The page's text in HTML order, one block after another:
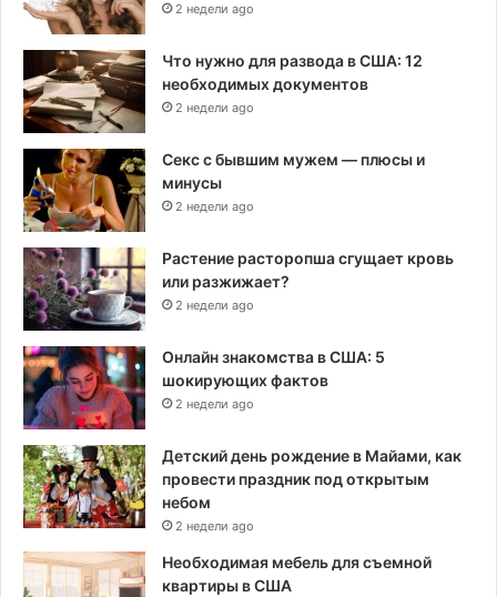
2 недели ago
Что нужно для развода в США: 12
необходимых документов
2 недели ago
Секс с бывшим мужем — плюсы и
минусы
2 недели ago
Растение расторопша сгущает кровь
или разжижает?
2 недели ago
Онлайн знакомства в США: 5
шокирующих фактов
2 недели ago
Детский день рождение в Майами, как
провести праздник под открытым
небом
2 недели ago
Необходимая мебель для съемной
квартиры в США